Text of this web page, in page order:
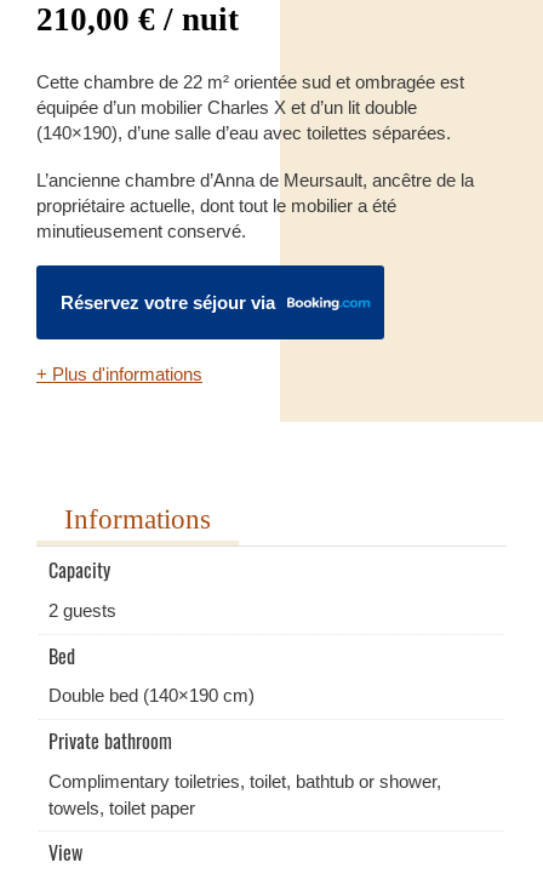
210,00 € / nuit
Cette chambre de 22 m² orientée sud et ombragée est
équipée d’un mobilier Charles X et d’un lit double
(140×190), d’une salle d’eau avec toilettes séparées.
L’ancienne chambre d’Anna de Meursault, ancêtre de la
propriétaire actuelle, dont tout le mobilier a été
minutieusement conservé.
Réservez votre séjour via
+ Plus d'informations
Informations
Capacity
2 guests
Bed
Double bed (140×190 cm)
Private bathroom
Complimentary toiletries, toilet, bathtub or shower,
towels, toilet paper
View